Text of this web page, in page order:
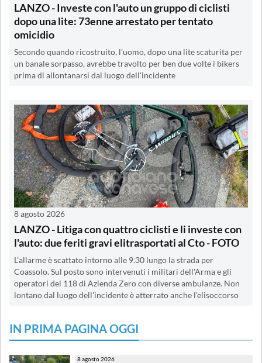
LANZO - Investe con l'auto un gruppo di ciclisti
dopo una lite: 73enne arrestato per tentato
omicidio
Secondo quando ricostruito, l'uomo, dopo una lite scaturita per
un banale sorpasso, avrebbe travolto per ben due volte i bikers
prima di allontanarsi dal luogo dell'incidente
8 agosto 2026
LANZO - Litiga con quattro ciclisti e li investe con
l'auto: due feriti gravi elitrasportati al Cto - FOTO
L’allarme è scattato intorno alle 9.30 lungo la strada per
Coassolo. Sul posto sono intervenuti i militari dell'Arma e gli
operatori del 118 di Azienda Zero con diverse ambulanze. Non
lontano dal luogo dell'incidente è atterrato anche l'elisoccorso
IN PRIMA PAGINA OGGI
8 agosto 2026